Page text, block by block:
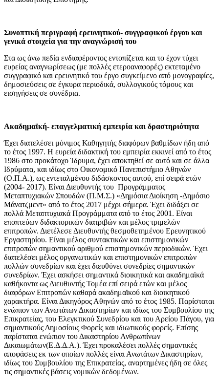
Συνοπτική περιγραφή ερευνητικού- συγγραφικού έργου και
γενικά στοιχεία για την αναγνώρισή του
Στα ως άνω πεδία ενδιαφέροντος εντοπίζεται και το έχον τύχει
ευρείας αναγνωρίσεως (με πολλές ετεροαναφορές) εκτεταμένο
συγγραφικό και ερευνητικό του έργο συγκείμενο από μονογραφίες,
δημοσιεύσεις σε έγκυρα περιοδικά, συλλογικούς τόμους και
εισηγήσεις σε συνέδρια.
Ακαδημαϊκή- επαγγελματική εμπειρία και δραστηριότητα
Έχει διατελέσει μόνιμος Καθηγητής διαφόρων βαθμίδων ήδη από
το έτος 1997. Η ευρεία διδακτική του εμπειρία εκκινεί από το έτος
1986 στο προκάτοχο Ίδρυμα, έχει αποκτηθεί σε αυτό και σε άλλα
Ιδρύματα, και ιδίως στο Οικονομικό Πανεπιστήμιο Αθηνών
(Ο.Π.Α.), ως εντεταλμένου διδάσκοντος αυτού, επί σειρά ετών
(2004- 2017). Είναι Διευθυντής του Προγράμματος
Μεταπτυχιακών Σπουδών (Π.Μ.Σ.) «Δημόσια Διοίκηση -Δημόσιο
Μάνατζμεντ» από το έτος 2017 μέχρι σήμερα. Έχει διδάξει σε
πολλά Μεταπτυχιακά Προγράμματα από το έτος 2001. Είναι
εποπτεύων διδακτορικών διατριβών και μέλος τριμελών
επιτροπών. Διετέλεσε Διευθυντής θεσμοθετημένου Ερευνητικού
Εργαστηρίου. Είναι μέλος συντακτικών και επιστημονικών
επιτροπών σημαντικού αριθμού επιστημονικών περιοδικών. Έχει
διατελέσει μέλος οργανωτικών και επιστημονικών επιτροπών
πολλών συνεδρίων και έχει διευθύνει συνεδρίες σημαντικών
συνεδρίων. Έχει ασκήσει σημαντικά διοικητικά και ακαδημαϊκά
καθήκοντα ως Διευθυντής Τομέα επί σειρά ετών και μέλος
διαφόρων Επιτροπών καθαρά ακαδημαϊκού και διοικητικού
χαρακτήρα. Είναι Δικηγόρος Αθηνών από το έτος 1985. Παρίσταται
ενώπιον των Ανωτάτων Δικαστηρίων και ιδίως του Συμβουλίου της
Επικρατείας, του Ελεγκτικού Συνεδρίου και του Αρείου Πάγου, για
σημαντικούς Δημοσίους Φορείς και ιδιωτικούς φορείς. Επίσης
παρίσταται ενώπιον του Δικαστηρίου Ανθρωπίνων
Δικαιωμάτων(Ε.Δ.Δ.Α.). Έχει προκαλέσει πολλές σημαντικές
αποφάσεις εκ των οποίων πολλές είναι Ανωτάτων Δικαστηρίων,
ιδίως του Συμβουλίου της Επικρατείας, αναρτημένες ήδη σε όλες
τις σημαντικές βάσεις νομικών δεδομένων.